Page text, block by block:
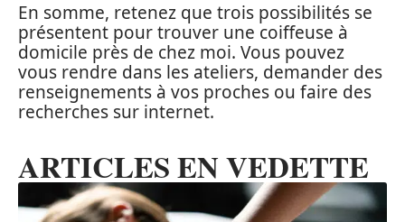
En somme, retenez que trois possibilités se
présentent pour trouver une coiffeuse à
domicile près de chez moi. Vous pouvez
vous rendre dans les ateliers, demander des
renseignements à vos proches ou faire des
recherches sur internet.
ARTICLES EN VEDETTE